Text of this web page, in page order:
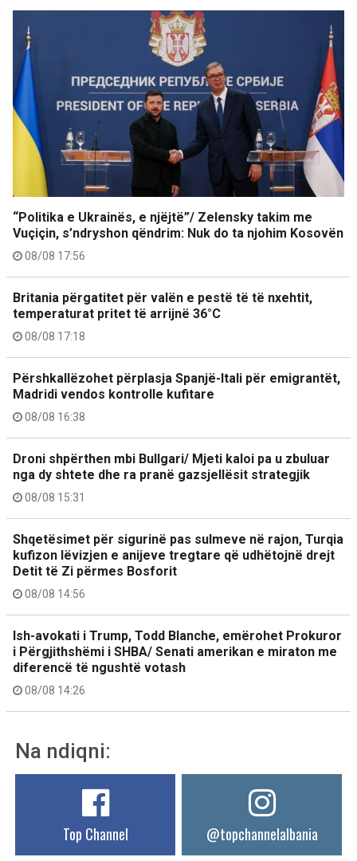
“Politika e Ukrainës, e njëjtë”/ Zelensky takim me
Vuçiçin, s’ndryshon qëndrim: Nuk do ta njohim Kosovën
08/08 17:56
Britania përgatitet për valën e pestë të të nxehtit,
temperaturat pritet të arrijnë 36°C
08/08 17:18
Përshkallëzohet përplasja Spanjë-Itali për emigrantët,
Madridi vendos kontrolle kufitare
08/08 16:38
Droni shpërthen mbi Bullgari/ Mjeti kaloi pa u zbuluar
nga dy shtete dhe ra pranë gazsjellësit strategjik
08/08 15:31
Shqetësimet për sigurinë pas sulmeve në rajon, Turqia
kufizon lëvizjen e anijeve tregtare që udhëtojnë drejt
Detit të Zi përmes Bosforit
08/08 14:56
Ish-avokati i Trump, Todd Blanche, emërohet Prokuror
i Përgjithshëmi i SHBA/ Senati amerikan e miraton me
diferencë të ngushtë votash
08/08 14:26
Na ndiqni:
Top Channel @topchannelalbania